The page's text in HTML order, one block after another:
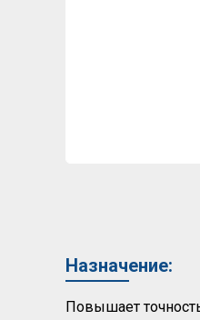
Назначение:
Повышает